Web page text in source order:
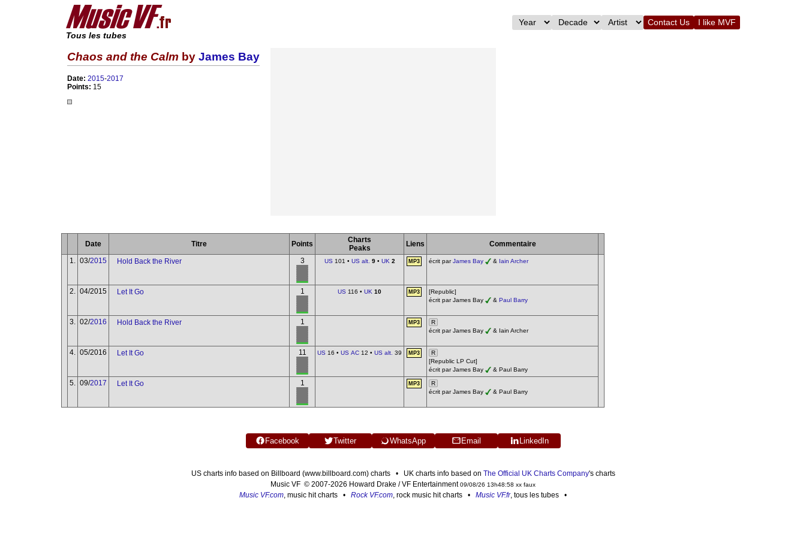
Tous les tubes
Contact Us I like MVF
Chaos and the Calm by James Bay
Date: 2015-2017
Points: 15
Date Titre Points
Charts
Peaks
Liens
Commentaire
1.
03/2015 Hold Back the River 3 US101 • US alt. 9• UK 2 MP3 écrit parJames Bay & Iain Archer
2. 04/2015 Let It Go 1 US 116 • UK 10 MP3
[Republic]
écrit par James Bay
& Paul Barry
3. 02/2016 Hold Back the River 1 MP3
R
écrit par James Bay
& Iain Archer
4. 05/2016 Let It Go 11 US 16 • US AC 12 • US alt. 39 MP3
R
[Republic LP Cut]
écrit par James Bay
& Paul Barry
5. 09/2017 Let It Go 1 MP3
R
écrit par James Bay
& Paul Barry
Facebook Twitter WhatsApp Email LinkedIn
US charts info based on Billboard (www.billboard.com) charts • UK charts info based on The Official UK Charts Company's charts
Music VF © 2007-2026 Howard Drake / VF Entertainment09/08/26 13h48:58 xx faux
Music VF.com , music hit charts • Rock VF.com , rock music hit charts • Music VF.fr, tous les tubes •